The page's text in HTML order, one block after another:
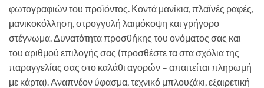
φωτογραφιών του προϊόντος. Κοντά μανίκια, πλαϊνές ραφές,
μανικοκόλληση, στρογγυλή λαιμόκοψη και γρήγορο
στέγνωμα. Δυνατότητα προσθήκης του ονόματος σας και
του αριθμού επιλογής σας (προσθέστε τα στα σχόλια της
παραγγελίας σας στο καλάθι αγορών – απαιτείται πληρωμή
με κάρτα). Αναπνέον ύφασμα, τεχνικό μπλουζάκι, εξαιρετική